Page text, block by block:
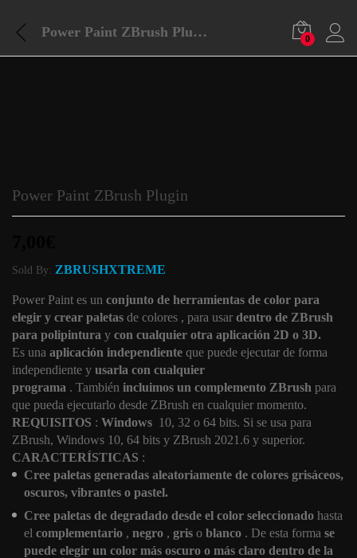
Power Paint ZBrush Plugin 0
Power Paint ZBrush Plugin
Sold By: ZBRUSHXTREME
Power Paint es un conjunto de herramientas de color para
elegir y crear paletas de colores , para usar dentro de ZBrush
para polipintura y con cualquier otra aplicación 2D o 3D.
Es una aplicación independiente que puede ejecutar de forma
independiente y usarla con cualquier
programa . También incluimos un complemento ZBrush para
que pueda ejecutarlo desde ZBrush en cualquier momento.
REQUISITOS : Windows 10, 32 o 64 bits. Si se usa para
ZBrush, Windows 10, 64 bits y ZBrush 2021.6 y superior.
CARACTERÍSTICAS :
Cree paletas generadas aleatoriamente de colores grisáceos,
oscuros, vibrantes o pastel.
Cree paletas de degradado desde el color seleccionado hasta
el complementario , negro , gris o blanco . De esta forma se
puede elegir un color más oscuro o más claro dentro de la